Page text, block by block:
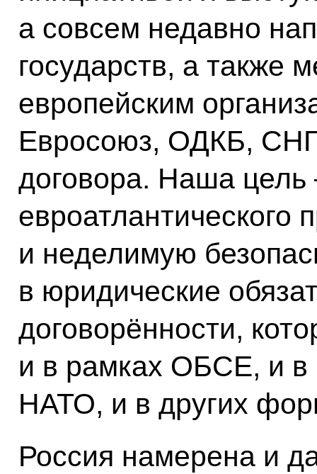
а совсем недавно
государств, а также
европейским
Евросоюз, ОДКБ,
договора. Наша цель
евроатлантического
и неделимую
в юридические
договорённости,
и в рамках ОБСЕ, и в
НАТО, и в других
Россия намерена и